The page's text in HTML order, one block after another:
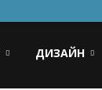
ДИЗАЙН